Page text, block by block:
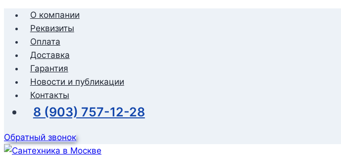
Перейти
содержимому
О компании
Реквизиты
Оплата
Доставка
Гарантия
Новости и публикации
Контакты
8 (903) 757-12-28
Обратный звонок